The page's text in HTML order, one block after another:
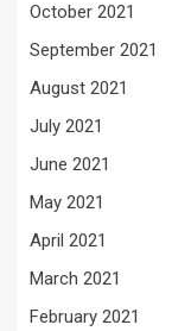
October 2021
September 2021
August 2021
July 2021
June 2021
May 2021
April 2021
March 2021
February 2021